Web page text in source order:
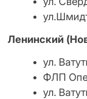
Ленинский
ул.
ФЛП
ул.